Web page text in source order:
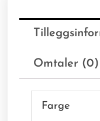
Omtaler (0)
Farge